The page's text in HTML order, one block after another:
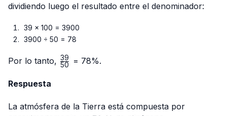
dividiendo luego el resultado entre el denominador:
39 × 100 = 3900
3900 ÷ 50 = 78
Por lo tanto, \frac{39}
50
39 = 78%.
Respuesta
La atmósfera de la Tierra está compuesta por